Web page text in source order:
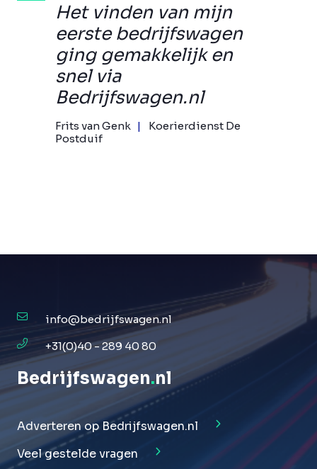
Het vinden van mijn
eerste bedrijfswagen
ging gemakkelijk en
snel via
Bedrijfswagen.nl
Frits van Genk
Koerierdienst De
Postduif
info@bedrijfswagen.nl
+31(0)40 - 289 40 80
Bedrijfswagen.nl
Adverteren op Bedrijfswagen.nl
Veel gestelde vragen